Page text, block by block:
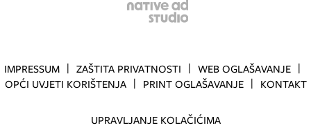
IMPRESSUM ZAŠTITA PRIVATNOSTI
WEB OGLAŠAVANJE
OPĆI UVJETI KORIŠTENJA
PRINT OGLAŠAVANJE KONTAKT
UPRAVLJANJE KOLAČIĆIMA